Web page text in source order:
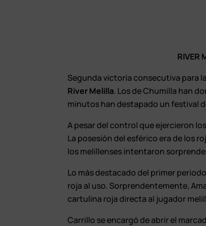
RIVER
Segunda victoria consecutiva para la
River Melilla. Los de Chumilla han
minutos han destapado un festival
A pesar del control que ejercieron
La posesión del esférico era de los
los melillenses intentaron
Lo más destacado del primer
roja al uso. Sorprendentemente,
cartulina roja directa al jugador
Carrillo se encargó de abrir el